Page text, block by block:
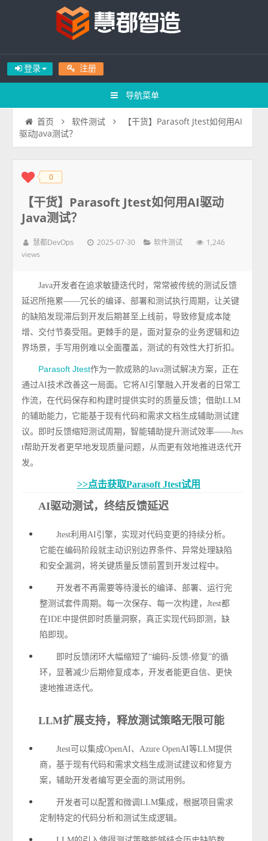
登录 注册
导航菜单
首页 软件测试
【干货】Parasoft Jtest如何用AI
驱动Java测试？
◆◆ 0
【干货】Parasoft Jtest如何用AI驱动
Java测试？
慧都DevOps 2025-07-30 软件测试
1,246
views
Java开发者在追求敏捷迭代时，常常被传统的测试反馈
延迟所拖累——冗长的编译、部署和测试执行周期，让关键
的缺陷发现滞后到开发后期甚至上线前，导致修复成本陡
增、交付节奏受阻。更棘手的是，面对复杂的业务逻辑和边
界场景，手写用例难以全面覆盖，测试的有效性大打折扣。
Parasoft Jtest作为一款成熟的Java测试解决方案，正在
通过AI技术改善这一局面。它将AI引擎融入开发者的日常工
作流，在代码保存和构建时提供实时的质量反馈；借助LLM
的辅助能力，它能基于现有代码和需求文档生成辅助测试建
议。即时反馈缩短测试周期，智能辅助提升测试效率——Jtes
t帮助开发者更早地发现质量问题，从而更有效地推进迭代开
发。
>>点击获取Parasoft Jtest试用
AI驱动测试，终结反馈延迟
Jtest利用AI引擎，实现对代码变更的持续分析。
它能在编码阶段就主动识别边界条件、异常处理缺陷
和安全漏洞，将关键质量反馈前置到开发过程中。
开发者不再需要等待漫长的编译、部署、运行完
整测试套件周期。每一次保存、每一次构建，Jtest都
在IDE中提供即时质量洞察，真正实现代码即测，缺
陷即现。
即时反馈闭环大幅缩短了“编码-反馈-修复”的循
环，显著减少后期修复成本，开发者能更自信、更快
速地推进迭代。
LLM扩展支持，释放测试策略无限可能
Jtest可以集成OpenAI、Azure OpenAI等LLM提供
商，基于现有代码和需求文档生成测试建议和修复方
案，辅助开发者编写更全面的测试用例。
开发者可以配置和微调LLM集成，根据项目需求
定制特定的代码分析和测试生成逻辑。